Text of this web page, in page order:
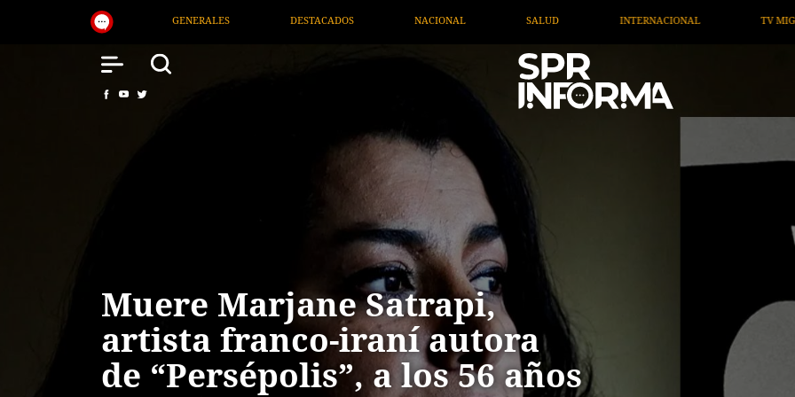
DESTACADOS NACIONAL INTERNACIONAL TV MIGRANTE INFORMA
Muere Marjane Satrapi,
artista franco-iraní autora
de “Persépolis”, a los 56 años